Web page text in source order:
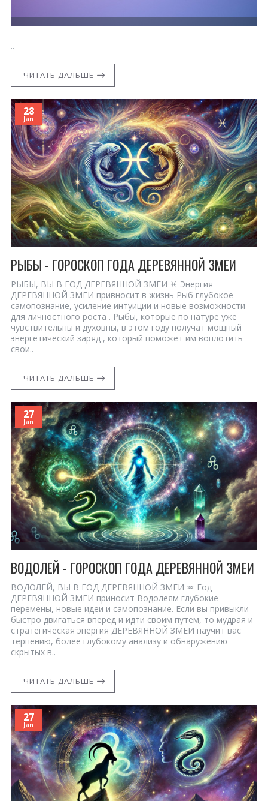
..
ЧИТАТЬ ДАЛЬШЕ
28
Jan
РЫБЫ - ГОРОСКОП ГОДА ДЕРЕВЯННОЙ ЗМЕИ
РЫБЫ, ВЫ В ГОД ДЕРЕВЯННОЙ ЗМЕИ ♓ Энергия
ДЕРЕВЯННОЙ ЗМЕИ привносит в жизнь Рыб глубокое
самопознание, усиление интуиции и новые возможности
для личностного роста . Рыбы, которые по натуре уже
чувствительны и духовны, в этом году получат мощный
энергетический заряд , который поможет им воплотить
свои..
ЧИТАТЬ ДАЛЬШЕ
27
Jan
ВОДОЛЕЙ - ГОРОСКОП ГОДА ДЕРЕВЯННОЙ ЗМЕИ
ВОДОЛЕЙ, ВЫ В ГОД ДЕРЕВЯННОЙ ЗМЕИ ♒ Год
ДЕРЕВЯННОЙ ЗМЕИ приносит Водолеям глубокие
перемены, новые идеи и самопознание. Если вы привыкли
быстро двигаться вперед и идти своим путем, то мудрая и
стратегическая энергия ДЕРЕВЯННОЙ ЗМЕИ научит вас
терпению, более глубокому анализу и обнаружению
скрытых в..
ЧИТАТЬ ДАЛЬШЕ
27
Jan